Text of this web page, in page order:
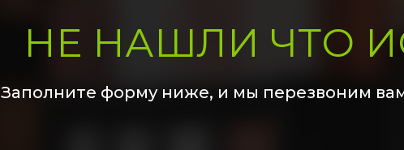
НЕ НАШЛИ ЧТО
Заполните форму ниже, и мы перезвоним